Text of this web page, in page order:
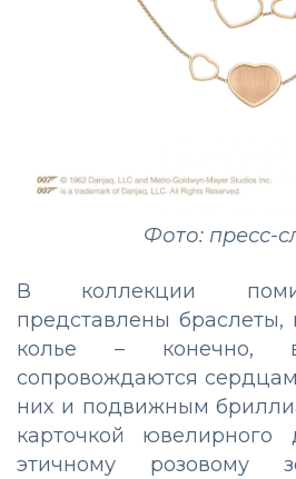
Фото: пресс-
В коллекции
представлены браслеты,
колье – конечно,
сопровождаются
них и подвижным
карточкой ювелирного
этичному розовому